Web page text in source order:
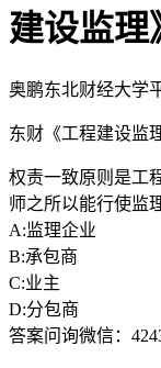
建设监理
奥鹏东北财经大学
东财《工程建设监
权责一致原则是工
师之所以能行使监
A:监理企业
B:承包商
C:业主
D:分包商
答案问询微信：